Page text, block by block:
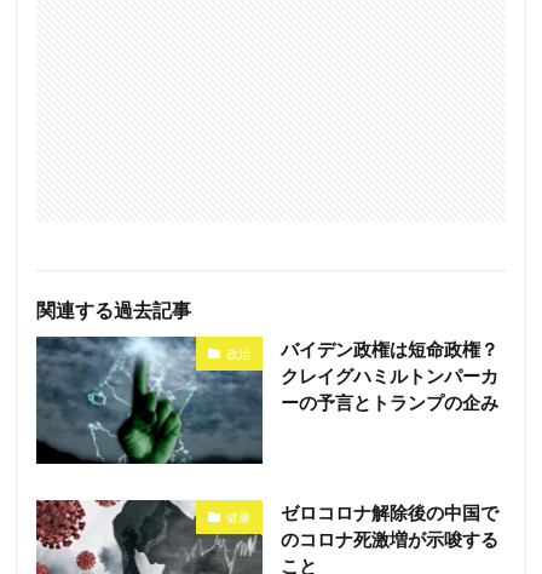
関連する過去記事
政治
バイデン政権は短命政権？
クレイグハミルトンパーカ
ーの予言とトランプの企み
健康
ゼロコロナ解除後の中国で
のコロナ死激増が示唆する
こと